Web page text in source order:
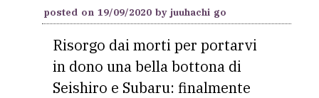
posted on 19/09/2020 by juuhachi go
Risorgo dai morti per portarvi
in dono una bella bottona di
Seishiro e Subaru: finalmente